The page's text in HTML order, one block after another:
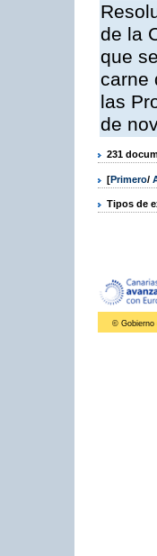
de la
que
carne
las
de
231
[Primero/
Tipos de
© Gobierno